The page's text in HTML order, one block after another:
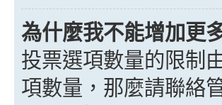
為什麼我不能增加更
投票選項數量的限制
項數量，那麼請聯絡